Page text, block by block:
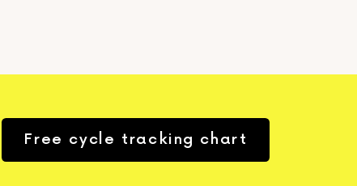
Free cycle tracking chart